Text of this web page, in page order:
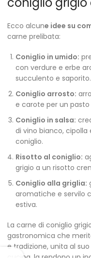
Ecco alcune idee su
carne prelibata:
Coniglio in umido:
con verdure e erbe
succulento e saporito.
Coniglio arrosto:
e carote per un
Coniglio in salsa:
di vino bianco,
coniglio.
Risotto al coniglio:
grigio a un risotto
Coniglio alla griglia:
aromatiche e servilo
estiva.
La carne di coniglio
gastronomica che
e tradizione, unita al